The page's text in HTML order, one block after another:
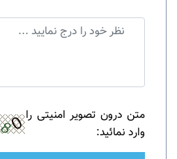
متن درون تصویر امنیتی را
وارد نمائید: